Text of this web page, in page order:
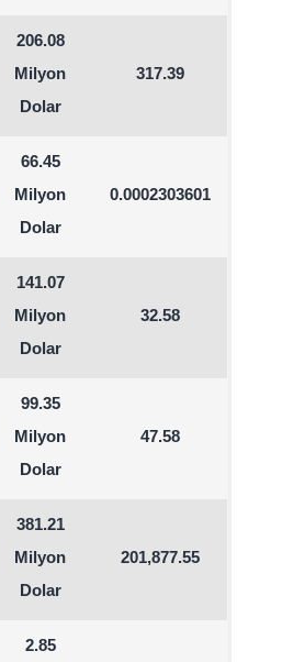
206.08
Milyon
Dolar
317.39
66.45
Milyon
Dolar
0.0002303601
141.07
Milyon
Dolar
32.58
99.35
Milyon
Dolar
47.58
381.21
Milyon
Dolar
201,877.55
2.85